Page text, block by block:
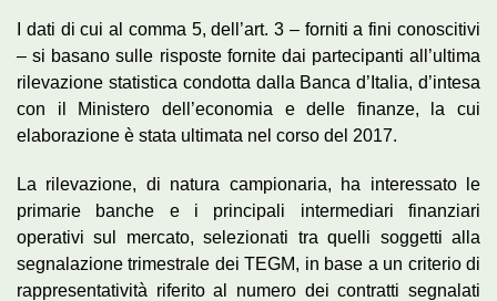
I dati di cui al comma 5, dell’art. 3 – forniti a fini conoscitivi
– si basano sulle risposte fornite dai partecipanti all’ultima
rilevazione statistica condotta dalla Banca d’Italia, d’intesa
con il Ministero dell’economia e delle finanze, la cui
elaborazione è stata ultimata nel corso del 2017.
La rilevazione, di natura campionaria, ha interessato le
primarie banche e i principali intermediari finanziari
operativi sul mercato, selezionati tra quelli soggetti alla
segnalazione trimestrale dei TEGM, in base a un criterio di
rappresentatività riferito al numero dei contratti segnalati